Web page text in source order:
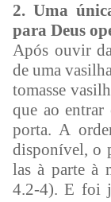
2. Uma
para Deus
Após ouvir
de uma
tomasse
que ao entrar
porta. A
disponível, o
las à parte à
4.2-4). E foi